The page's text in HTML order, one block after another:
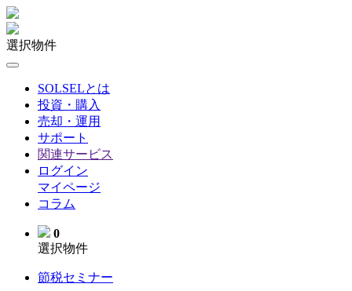
選択物件
SOLSELとは
投資・購入
売却・運用
サポート
関連サービス
ログイン
マイページ
コラム
0
選択物件
節税セミナー